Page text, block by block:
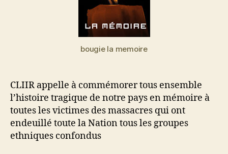
bougie la memoire
CLIIR appelle à commémorer tous ensemble
l’histoire tragique de notre pays en mémoire à
toutes les victimes des massacres qui ont
endeuillé toute la Nation tous les groupes
ethniques confondus